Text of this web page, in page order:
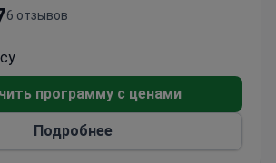
технологий "Святое
в 2007 году в Жешуве,
расширяет спектр своих
растущий спрос на
медицинскую помощь.
6 отзывов
программу с ценами
Подробнее